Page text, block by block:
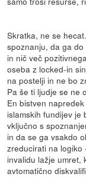
Skratka, ne se
spoznanju, da ga
in nič več
oseba z locked-in
na postelji in ne bo
Pa še ti ljudje se ne
En bistven
islamskih fundijev je
vključno s
in da se ga vsakdo
zreducirati na logiko
invalidu lažje umret,
avtomatično